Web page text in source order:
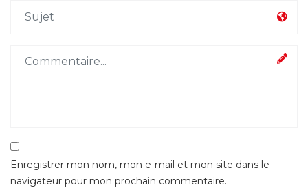
Enregistrer mon nom, mon e-mail et mon site dans le
navigateur pour mon prochain commentaire.